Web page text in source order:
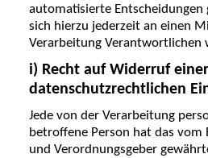
automatisierte Entscheidungen
sich hierzu jederzeit an einen
Verarbeitung Verantwortlichen
i) Recht auf Widerruf einer
datenschutzrechtlichen
Jede von der Verarbeitung
betroffene Person hat das vom
und Verordnungsgeber